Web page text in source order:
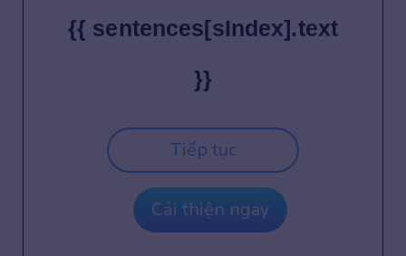
{{ sentences[sIndex].text
}}
Tiếp tục
Cải thiện ngay